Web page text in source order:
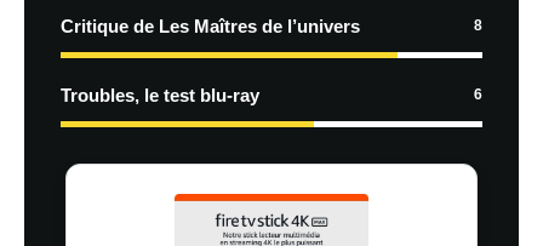
Critique de Les Maîtres de l’univers 8
Troubles, le test blu-ray 6